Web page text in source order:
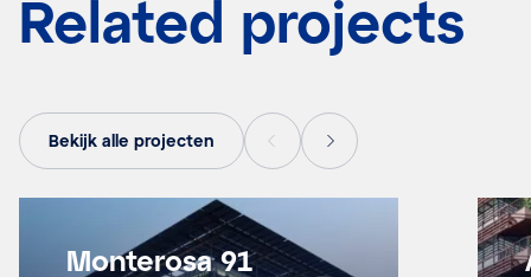
Related projects
Bekijk alle projecten
Monterosa 91